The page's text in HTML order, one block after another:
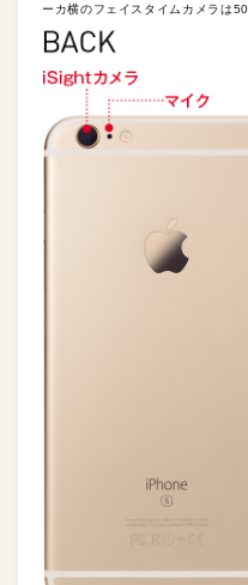
ーカ横のフェイスタイムカメラは